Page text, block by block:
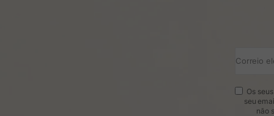
Correio
Os
seu
não